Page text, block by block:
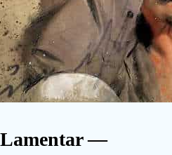
—